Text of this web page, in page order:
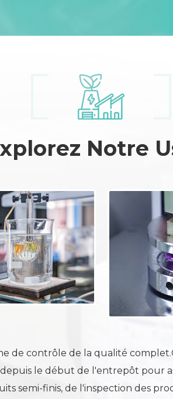
Notre
de contrôle de la qualité
le début de l'entrepôt pour
semi-finis, de l'inspection des